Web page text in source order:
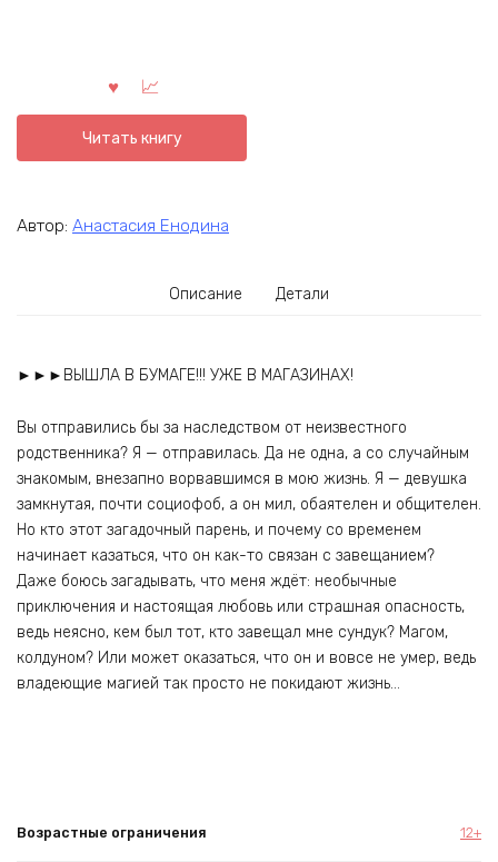
Читать книгу
Автор: Анастасия Енодина
Описание Детали
►►►ВЫШЛА В БУМАГЕ!!! УЖЕ В МАГАЗИНАХ!
Вы отправились бы за наследством от неизвестного
родственника? Я — отправилась. Да не одна, а со случайным
знакомым, внезапно ворвавшимся в мою жизнь. Я — девушка
замкнутая, почти социофоб, а он мил, обаятелен и общителен.
Но кто этот загадочный парень, и почему со временем
начинает казаться, что он как-то связан с завещанием?
Даже боюсь загадывать, что меня ждёт: необычные
приключения и настоящая любовь или страшная опасность,
ведь неясно, кем был тот, кто завещал мне сундук? Магом,
колдуном? Или может оказаться, что он и вовсе не умер, ведь
владеющие магией так просто не покидают жизнь…
Возрастные ограничения 12+